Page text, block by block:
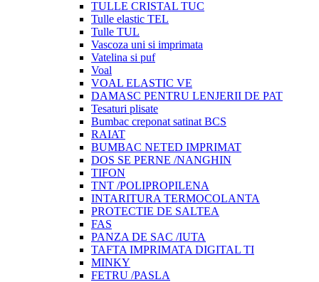
TULLE CRISTAL TUC
Tulle elastic TEL
Tulle TUL
Vascoza uni si imprimata
Vatelina si puf
Voal
VOAL ELASTIC VE
DAMASC PENTRU LENJERII DE PAT
Tesaturi plisate
Bumbac creponat satinat BCS
RAIAT
BUMBAC NETED IMPRIMAT
DOS SE PERNE /NANGHIN
TIFON
TNT /POLIPROPILENA
INTARITURA TERMOCOLANTA
PROTECTIE DE SALTEA
FAS
PANZA DE SAC /IUTA
TAFTA IMPRIMATA DIGITAL TI
MINKY
FETRU /PASLA